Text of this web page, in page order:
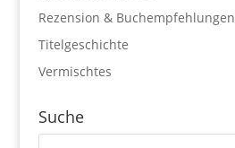
Rezension & Buchempfehlungen
Titelgeschichte
Vermischtes
Suche